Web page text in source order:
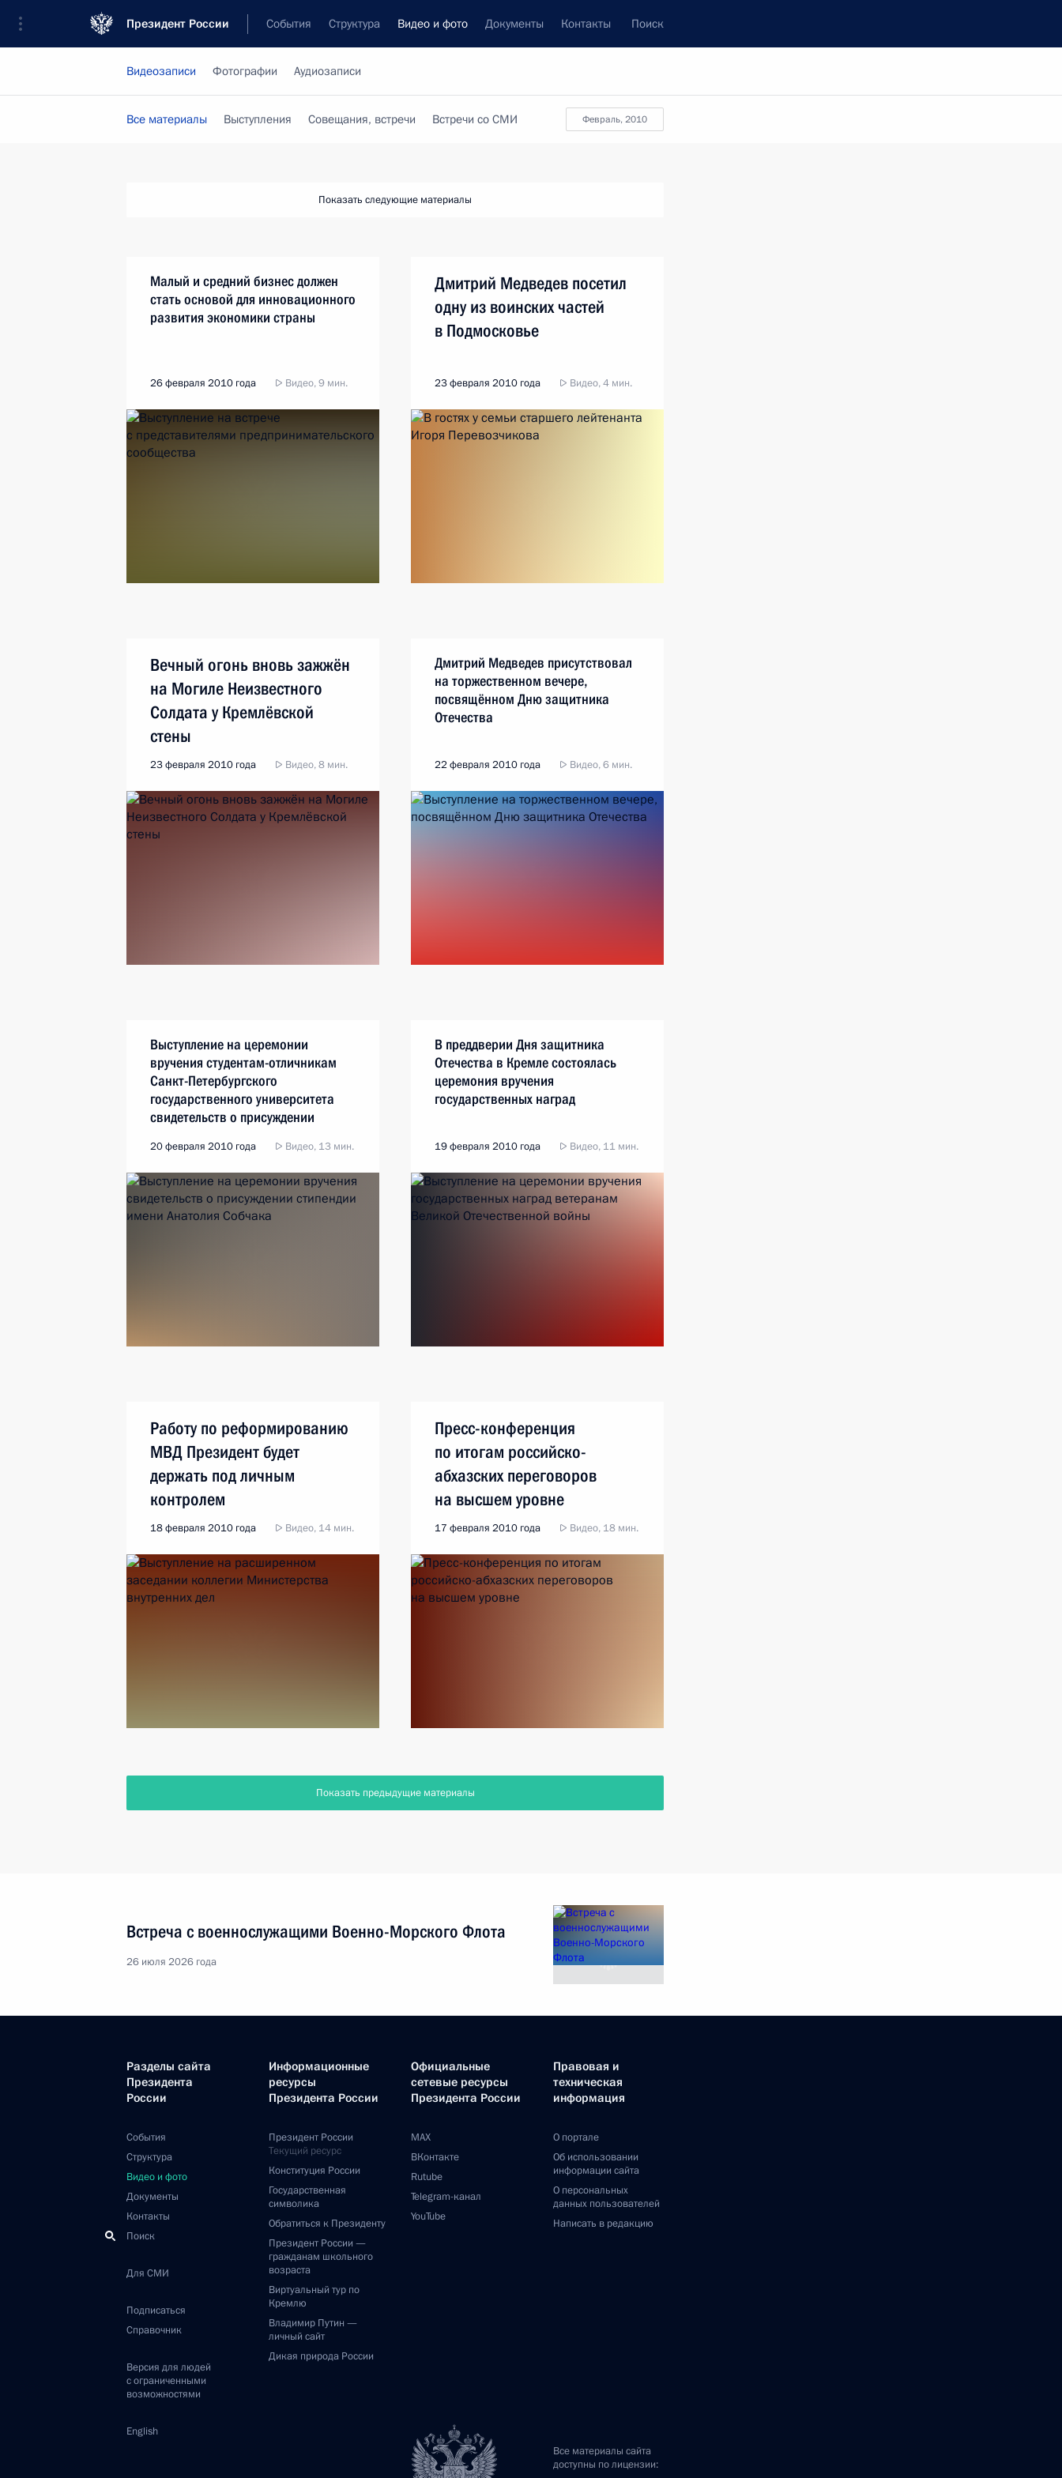
Президент России События Структура Видео и фото Документы Контакты Поиск
Видеозаписи Фотографии Аудиозаписи
февраль, 2010
Все материалы Выступления Совещания, встречи Встречи со СМИ
Показать следующие материалы
Малый и средний бизнес должен
стать основой для инновационного
развития экономики страны
26 февраля 2010 года Видео, 9 мин.
Дмитрий Медведев посетил
одну из воинских частей
в Подмосковье
23 февраля 2010 года Видео, 4 мин.
Вечный огонь вновь зажжён
на Могиле Неизвестного
Солдата у Кремлёвской
стены
23 февраля 2010 года Видео, 8 мин.
Дмитрий Медведев присутствовал
на торжественном вечере,
посвящённом Дню защитника
Отечества
22 февраля 2010 года Видео, 6 мин.
Выступление на церемонии
вручения студентам-отличникам
Санкт-Петербургского
государственного университета
свидетельств о присуждении
Собчака
20 февраля 2010 года Видео, 13 мин.
В преддверии Дня защитника
Отечества в Кремле состоялась
церемония вручения
государственных наград
19 февраля 2010 года Видео, 11 мин.
Работу по реформированию
МВД Президент будет
держать под личным
контролем
18 февраля 2010 года Видео, 14 мин.
Пресс-конференция
по итогам российско-
абхазских переговоров
на высшем уровне
17 февраля 2010 года Видео, 18 мин.
Показать предыдущие материалы
Встреча с военнослужащими Военно-Морского Флота
26 июля 2026 года
Разделы сайта
Президента
России
События
Структура
Видео и фото
Документы
Контакты
Поиск
Для СМИ
Подписаться
Справочник
Версия для людей
с ограниченными
возможностями
English
Информационные
ресурсы
Президента России
Президент России
Текущий ресурс
Конституция России
Государственная
символика
Обратиться к Президенту
Президент России —
гражданам школьного
возраста
Виртуальный тур по
Кремлю
Владимир Путин —
личный сайт
Дикая природа России
Официальные
сетевые ресурсы
Президента России
MAX
ВКонтакте
Rutube
Telegram-канал
YouTube
Правовая и
техническая
информация
О портале
Об использовании
информации сайта
О персональных
данных пользователей
Написать в редакцию
Все материалы сайта
доступны по лицензии: